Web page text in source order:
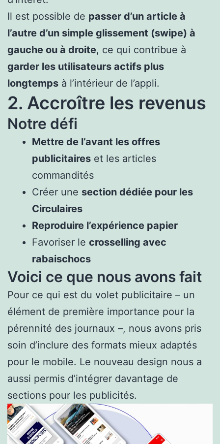
Il est possible de passer d’un article à
l’autre d’un simple glissement (swipe) à
gauche ou à droite, ce qui contribue à
garder les utilisateurs actifs plus
longtemps à l’intérieur de l’appli.
2. Accroître les revenus
Notre défi
Mettre de l’avant les offres
publicitaires et les articles
commandités
Créer une section dédiée pour les
Circulaires
Reproduire l’expérience papier
Favoriser le crosselling avec
rabaischocs
Voici ce que nous avons fait
Pour ce qui est du volet publicitaire – un
élément de première importance pour la
pérennité des journaux –, nous avons pris
soin d’inclure des formats mieux adaptés
pour le mobile. Le nouveau design nous a
aussi permis d’intégrer davantage de
sections pour les publicités.